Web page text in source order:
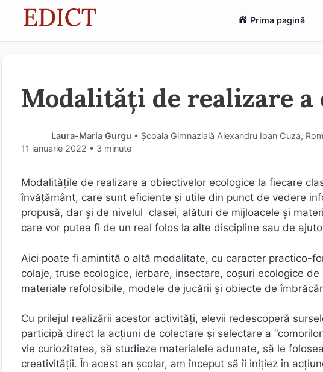
Prima pagină
Modalități de realizare a
Laura-Maria Gurgu • Școala Gimnazială Alexandru Ioan Cuza,
11 ianuarie 2022 • 3 minute
Modalitățile de realizare a obiectivelor ecologice la fiecare
învățământ, care sunt eficiente și utile din punct de vedere
propusă, dar şi de nivelul clasei, alături de mijloacele şi
care vor putea fi de un real folos la alte discipline sau de
Aici poate fi amintită o altă modalitate, cu caracter practico-
colaje, truse ecologice, ierbare, insectare, coşuri ecologice
materiale refolosibile, modele de jucării şi obiecte de
Cu prilejul realizării acestor activităţi, elevii redescoperă
participă direct la acţiuni de colectare şi selectare a
vie curiozitatea, să studieze materialele adunate, să le
creativităţii. În acest an şcolar, am început să îi iniţiez în